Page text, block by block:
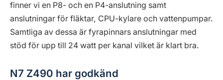
finner vi en P8- och en P4-anslutning samt
anslutningar för fläktar, CPU-kylare och vattenpumpar.
Samtliga av dessa är fyrapinnars anslutningar med
stöd för upp till 24 watt per kanal vilket är klart bra.
N7 Z490 har godkänd